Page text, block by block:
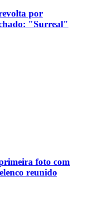
por
"Surreal"
foto com
reunido